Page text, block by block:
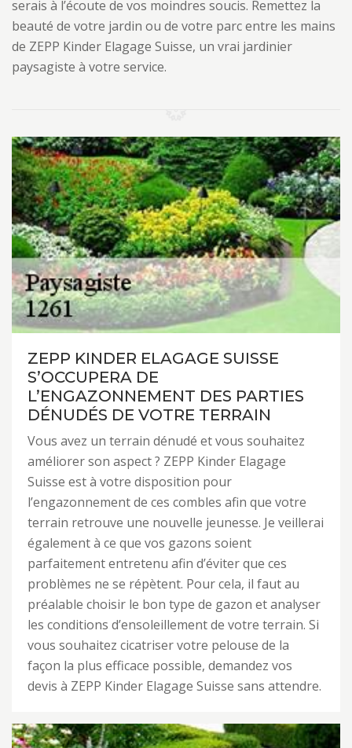
serais à l’écoute de vos moindres soucis. Remettez la
beauté de votre jardin ou de votre parc entre les mains
de ZEPP Kinder Elagage Suisse, un vrai jardinier
paysagiste à votre service.
ZEPP KINDER ELAGAGE SUISSE
S’OCCUPERA DE
L’ENGAZONNEMENT DES PARTIES
DÉNUDÉS DE VOTRE TERRAIN
Vous avez un terrain dénudé et vous souhaitez
améliorer son aspect ? ZEPP Kinder Elagage
Suisse est à votre disposition pour
l’engazonnement de ces combles afin que votre
terrain retrouve une nouvelle jeunesse. Je veillerai
également à ce que vos gazons soient
parfaitement entretenu afin d’éviter que ces
problèmes ne se répètent. Pour cela, il faut au
préalable choisir le bon type de gazon et analyser
les conditions d’ensoleillement de votre terrain. Si
vous souhaitez cicatriser votre pelouse de la
façon la plus efficace possible, demandez vos
devis à ZEPP Kinder Elagage Suisse sans attendre.